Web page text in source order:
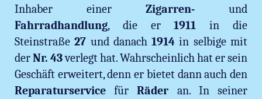
Inhaber einer Zigarren- und
Fahrradhandlung, die er1911 in die
Steinstraße27 und danach1914 in selbige mit
derNr. 43verlegt hat. Wahrscheinlich hat er sein
Geschäft erweitert, denn er bietet dann auch den
Reparaturservice fürRäder an. In seiner